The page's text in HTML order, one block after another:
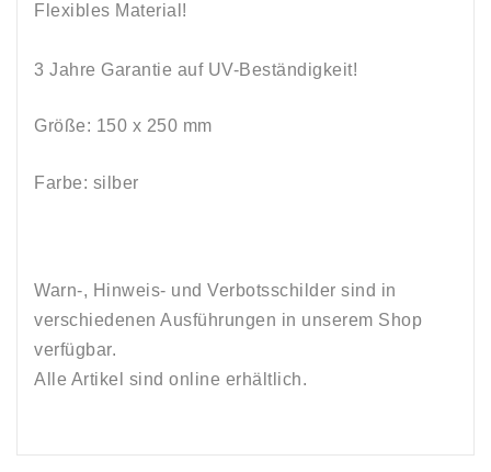
Flexibles Material!
3 Jahre Garantie auf UV-Beständigkeit!
Größe: 150 x 250 mm
Farbe: silber
Warn-, Hinweis- und Verbotsschilder sind in
verschiedenen Ausführungen in unserem Shop
verfügbar.
Alle Artikel sind online erhältlich.